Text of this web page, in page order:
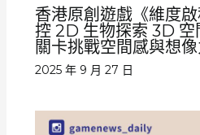
香港原創遊戲《維度
控 2D 生物探索 3D
關卡挑戰空間感與想
2025 年 9 月 27 日